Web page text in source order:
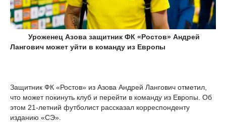
Уроженец Азова защитник ФК «Ростов» Андрей
Лангович может уйти в команду из Европы
Защитник ФК «Ростов» из Азова Андрей Лангович отметил,
что может покинуть клуб и перейти в команду из Европы. Об
этом 21-летний футболист рассказал корреспонденту
изданию «СЭ».